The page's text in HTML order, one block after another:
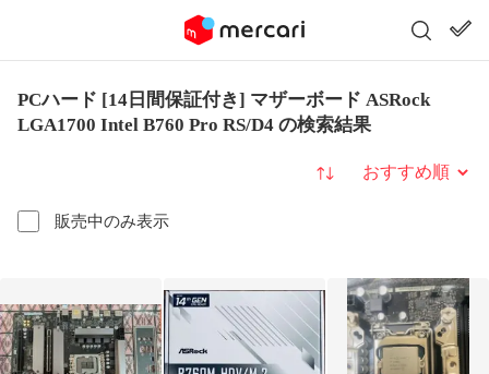
PCハード [14日間保証付き] マザーボード ASRock
LGA1700 Intel B760 Pro RS/D4 の検索結果
販売中のみ表示
並び替え